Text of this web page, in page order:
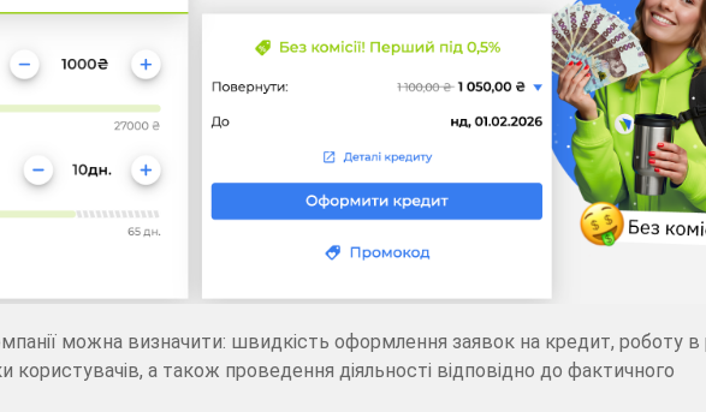
працевлаштування
Банки які надають
можна визначити: швидкість оформлення заявок на кредит, роботу в
користувачів, а також проведення діяльності відповідно до фактичного